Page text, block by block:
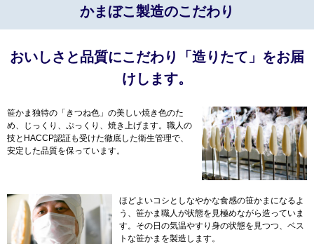
かまぼこ製造のこだわり
おいしさと品質にこだわり「造りたて」をお届
けします。
笹かま独特の「きつね色」の美しい焼き色のた
め、じっくり、ぷっくり、焼き上げます。職人の
技とHACCP認証も受けた徹底した衛生管理で、
安定した品質を保っています。
ほどよいコシとしなやかな食感の笹かまになるよ
う、笹かま職人が状態を見極めながら造っていま
す。その日の気温やすり身の状態を見つつ、ベス
トな笹かまを製造します。